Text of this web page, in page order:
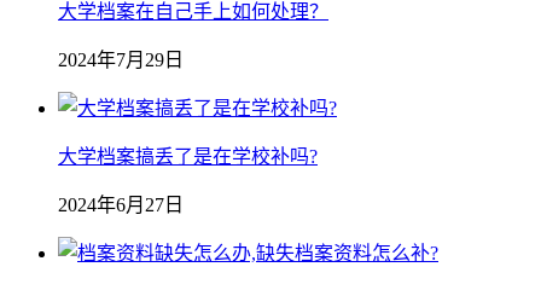
大学档案在自己手上如何处理？
2024年7月29日
大学档案搞丢了是在学校补吗?
2024年6月27日